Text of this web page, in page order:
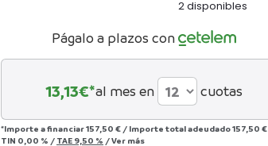
2 disponibles
Págalo a plazos con
13,13€*al mes en cuotas
*Importe a financiar157,50 € / Importe total adeudado157,50 €
TIN 0,00 % / TAE 9,50 % /Ver más